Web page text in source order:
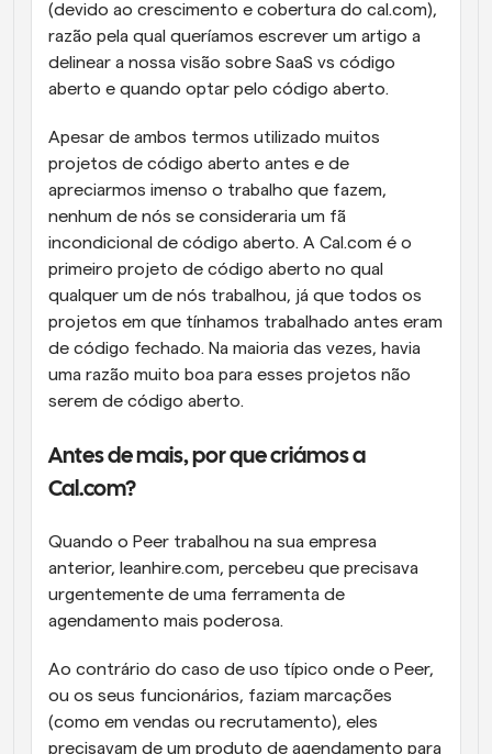
(devido ao crescimento e cobertura do cal.com),
razão pela qual queríamos escrever um artigo a
delinear a nossa visão sobre SaaS vs código
aberto e quando optar pelo código aberto.
Apesar de ambos termos utilizado muitos
projetos de código aberto antes e de
apreciarmos imenso o trabalho que fazem,
nenhum de nós se consideraria um fã
incondicional de código aberto. A Cal.com é o
primeiro projeto de código aberto no qual
qualquer um de nós trabalhou, já que todos os
projetos em que tínhamos trabalhado antes eram
de código fechado. Na maioria das vezes, havia
uma razão muito boa para esses projetos não
serem de código aberto.
Antes de mais, por que criámos a
Cal.com?
Quando o Peer trabalhou na sua empresa
anterior, leanhire.com, percebeu que precisava
urgentemente de uma ferramenta de
agendamento mais poderosa.
Ao contrário do caso de uso típico onde o Peer,
ou os seus funcionários, faziam marcações
(como em vendas ou recrutamento), eles
precisavam de um produto de agendamento para